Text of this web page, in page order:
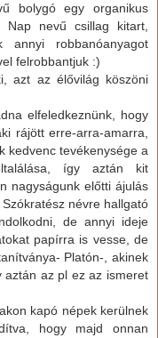
bolygó egy organikus
nevű csillag kitart,
annyi robbanóanyagot
felrobbantjuk :)
azt az élővilág köszöni
elfeledkeznünk, hogy
rájött erre-arra-amarra,
kedvenc tevékenysége a
így aztán kit
nagyságunk előtti ájulás
névre hallgató
de annyi ideje
papírra is vesse, de
Platón-, akinek
az pl ez az ismeret
kapó népek kerülnek
hogy majd onnan